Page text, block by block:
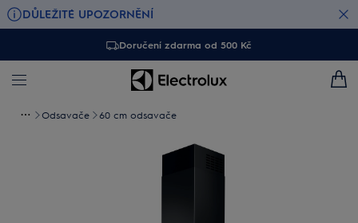
DŮLEŽITÉ UPOZORNĚNÍ
Doručení zdarma od 500 Kč
Odsavače 60 cm odsavače